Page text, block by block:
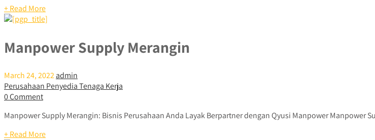
+ Read More
Manpower Supply Merangin
March 24, 2022admin
Perusahaan Penyedia Tenaga Kerja
0 Comment
Manpower Supply Merangin: Bisnis Perusahaan Anda Layak Berpartner dengan Qyusi Manpower Manpower
+ Read More